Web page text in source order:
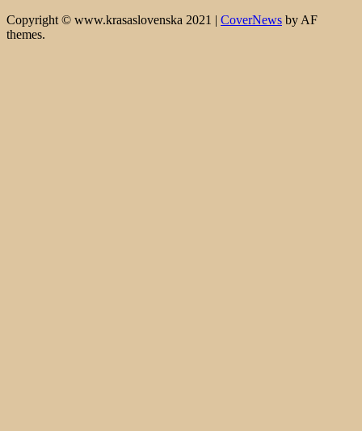
Copyright © www.krasaslovenska 2021 | CoverNews by AF
themes.